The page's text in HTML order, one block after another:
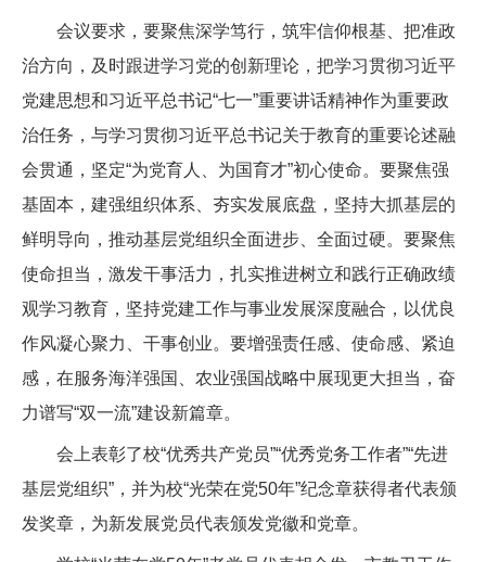
会议要求，要聚焦深学笃行，筑牢信仰根基、把准政
治方向，及时跟进学习党的创新理论，把学习贯彻习近平
党建思想和习近平总书记“七一”重要讲话精神作为重要政
治任务，与学习贯彻习近平总书记关于教育的重要论述融
会贯通，坚定“为党育人、为国育才”初心使命。要聚焦强
基固本，建强组织体系、夯实发展底盘，坚持大抓基层的
鲜明导向，推动基层党组织全面进步、全面过硬。要聚焦
使命担当，激发干事活力，扎实推进树立和践行正确政绩
观学习教育，坚持党建工作与事业发展深度融合，以优良
作风凝心聚力、干事创业。要增强责任感、使命感、紧迫
感，在服务海洋强国、农业强国战略中展现更大担当，奋
力谱写“双一流”建设新篇章。
会上表彰了校“优秀共产党员”“优秀党务工作者”“先进
基层党组织”，并为校“光荣在党50年”纪念章获得者代表颁
发奖章，为新发展党员代表颁发党徽和党章。